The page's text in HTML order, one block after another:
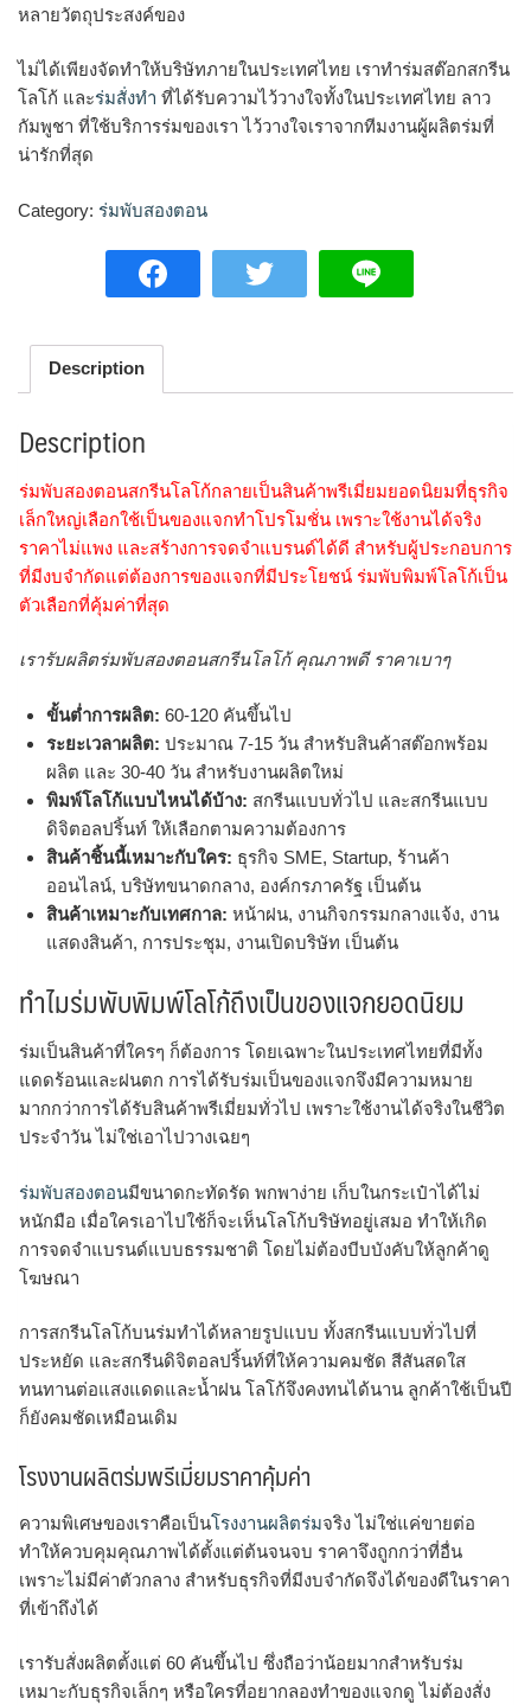
หลายวัตถุประสงค์ของ
ไม่ได้เพียงจัดทำให้บริษัทภายในประเทศไทย เราทำร่มสต๊อกสกรีน
โลโก้ และร่มสั่งทำ ที่ได้รับความไว้วางใจทั้งในประเทศไทย ลาว
กัมพูชา ที่ใช้บริการร่มของเรา ไว้วางใจเราจากทีมงานผู้ผลิตร่มที่
น่ารักที่สุด
Category: ร่มพับสองตอน
Description
Description
ร่มพับสองตอนสกรีนโลโก้กลายเป็นสินค้าพรีเมี่ยมยอดนิยมที่ธุรกิจ
เล็กใหญ่เลือกใช้เป็นของแจกทำโปรโมชั่น เพราะใช้งานได้จริง
ราคาไม่แพง และสร้างการจดจำแบรนด์ได้ดี สำหรับผู้ประกอบการ
ที่มีงบจำกัดแต่ต้องการของแจกที่มีประโยชน์ ร่มพับพิมพ์โลโก้เป็น
ตัวเลือกที่คุ้มค่าที่สุด
เรารับผลิตร่มพับสองตอนสกรีนโลโก้ คุณภาพดี ราคาเบาๆ
ขั้นต่ำการผลิต: 60-120 คันขึ้นไป
ระยะเวลาผลิต: ประมาณ 7-15 วัน สำหรับสินค้าสต๊อกพร้อม
ผลิต และ 30-40 วัน สำหรับงานผลิตใหม่
พิมพ์โลโก้แบบไหนได้บ้าง: สกรีนแบบทั่วไป และสกรีนแบบ
ดิจิตอลปริ้นท์ ให้เลือกตามความต้องการ
สินค้าชิ้นนี้เหมาะกับใคร: ธุรกิจ SME, Startup, ร้านค้า
ออนไลน์, บริษัทขนาดกลาง, องค์กรภาครัฐ เป็นต้น
สินค้าเหมาะกับเทศกาล: หน้าฝน, งานกิจกรรมกลางแจ้ง, งาน
แสดงสินค้า, การประชุม, งานเปิดบริษัท เป็นต้น
ทำไมร่มพับพิมพ์โลโก้ถึงเป็นของแจกยอดนิยม
ร่มเป็นสินค้าที่ใครๆ ก็ต้องการ โดยเฉพาะในประเทศไทยที่มีทั้ง
แดดร้อนและฝนตก การได้รับร่มเป็นของแจกจึงมีความหมาย
มากกว่าการได้รับสินค้าพรีเมี่ยมทั่วไป เพราะใช้งานได้จริงในชีวิต
ประจำวัน ไม่ใช่เอาไปวางเฉยๆ
ร่มพับสองตอนมีขนาดกะทัดรัด พกพาง่าย เก็บในกระเป๋าได้ไม่
หนักมือ เมื่อใครเอาไปใช้ก็จะเห็นโลโก้บริษัทอยู่เสมอ ทำให้เกิด
การจดจำแบรนด์แบบธรรมชาติ โดยไม่ต้องบีบบังคับให้ลูกค้าดู
โฆษณา
การสกรีนโลโก้บนร่มทำได้หลายรูปแบบ ทั้งสกรีนแบบทั่วไปที่
ประหยัด และสกรีนดิจิตอลปริ้นท์ที่ให้ความคมชัด สีสันสดใส
ทนทานต่อแสงแดดและน้ำฝน โลโก้จึงคงทนได้นาน ลูกค้าใช้เป็นปี
ก็ยังคมชัดเหมือนเดิม
โรงงานผลิตร่มพรีเมี่ยมราคาคุ้มค่า
ความพิเศษของเราคือเป็นโรงงานผลิตร่มจริง ไม่ใช่แค่ขายต่อ
ทำให้ควบคุมคุณภาพได้ตั้งแต่ต้นจนจบ ราคาจึงถูกกว่าที่อื่น
เพราะไม่มีค่าตัวกลาง สำหรับธุรกิจที่มีงบจำกัดจึงได้ของดีในราคา
ที่เข้าถึงได้
เรารับสั่งผลิตตั้งแต่ 60 คันขึ้นไป ซึ่งถือว่าน้อยมากสำหรับร่ม
เหมาะกับธุรกิจเล็กๆ หรือใครที่อยากลองทำของแจกดู ไม่ต้องสั่ง